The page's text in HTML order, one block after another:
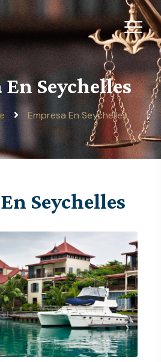
Seychelles
Empresa En Seychelles
Seychelles